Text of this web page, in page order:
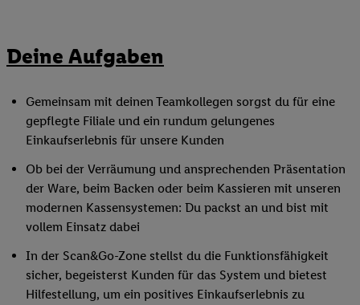
Deine Aufgaben
Gemeinsam mit deinen Teamkollegen sorgst du für eine
gepflegte Filiale und ein rundum gelungenes
Einkaufserlebnis für unsere Kunden
Ob bei der Verräumung und ansprechenden Präsentation
der Ware, beim Backen oder beim Kassieren mit unseren
modernen Kassensystemen: Du packst an und bist mit
vollem Einsatz dabei
In der Scan&Go-Zone stellst du die Funktionsfähigkeit
sicher, begeisterst Kunden für das System und bietest
Hilfestellung, um ein positives Einkaufserlebnis zu